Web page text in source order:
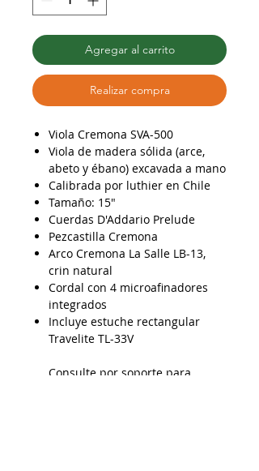
Agregar al carrito
Realizar compra
Viola Cremona SVA-500
Viola de madera sólida (arce,
abeto y ébano) excavada a mano
Calibrada por luthier en Chile
Tamaño: 15"
Cuerdas D'Addario Prelude
Pezcastilla Cremona
Arco Cremona La Salle LB-13,
crin natural
Cordal con 4 microafinadores
integrados
Incluye estuche rectangular
Travelite TL-33V
Consulte por soporte para